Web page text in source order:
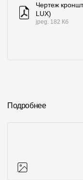
Чертеж
LUX)
jpeg. 182 Кб
Подробнее